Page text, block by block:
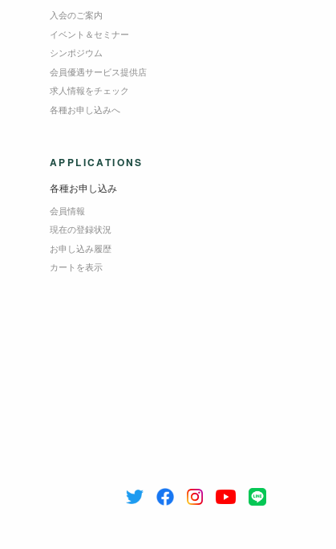
入会のご案内
イベント＆セミナー
シンポジウム
会員優遇サービス提供店
求人情報をチェック
各種お申し込みへ
APPLICATIONS
各種お申し込み
会員情報
現在の登録状況
お申し込み履歴
カートを表示